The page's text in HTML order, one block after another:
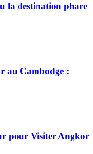
la destination phare
au Cambodge :
pour Visiter Angkor